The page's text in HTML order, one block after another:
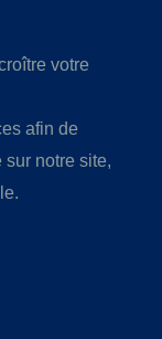
votre
afin de
notre site,